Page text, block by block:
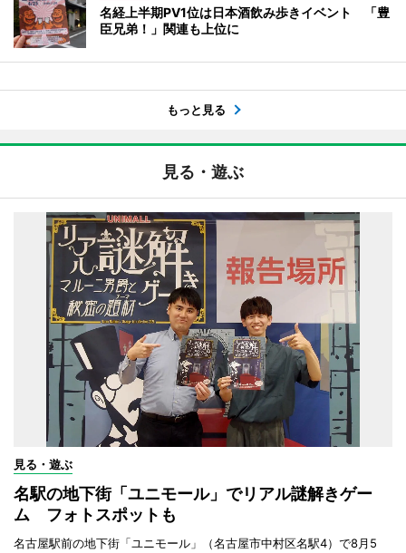
名経上半期PV1位は日本酒飲み歩きイベント 「豊
臣兄弟！」関連も上位に
もっと見る
見る・遊ぶ
見る・遊ぶ
名駅の地下街「ユニモール」でリアル謎解きゲー
ム フォトスポットも
名古屋駅前の地下街「ユニモール」（名古屋市中村区名駅4）で8月5